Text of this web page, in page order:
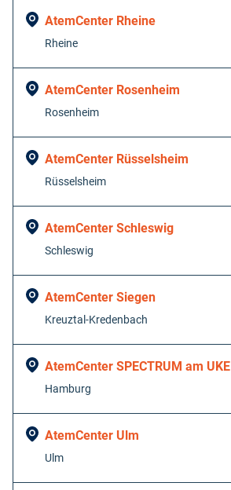
AtemCenter Rheine
Rheine
AtemCenter Rosenheim
Rosenheim
AtemCenter Rüsselsheim
Rüsselsheim
AtemCenter Schleswig
Schleswig
AtemCenter Siegen
Kreuztal-Kredenbach
AtemCenter SPECTRUM am UKE
Hamburg
AtemCenter Ulm
Ulm